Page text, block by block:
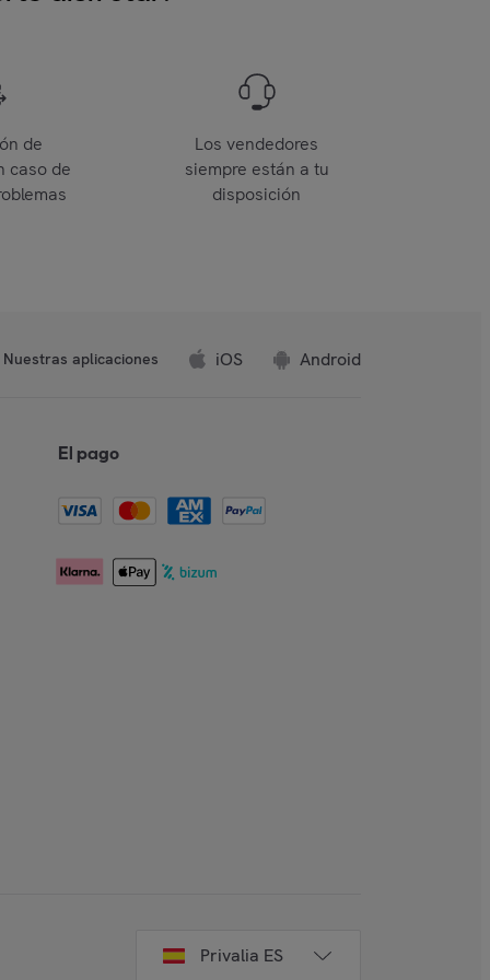
de
caso de
Los vendedores
siempre están a tu
disposición
Nuestras aplicaciones iOS Android
El pago
Privalia ES